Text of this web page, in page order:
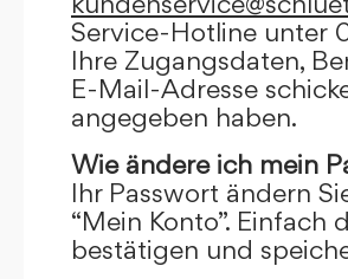
Service-Hotline unter
Ihre Zugangsdaten,
E-Mail-Adresse
angegeben haben.
Wie ändere ich mein
Ihr Passwort ändern
“Mein Konto”. Einfach
bestätigen und